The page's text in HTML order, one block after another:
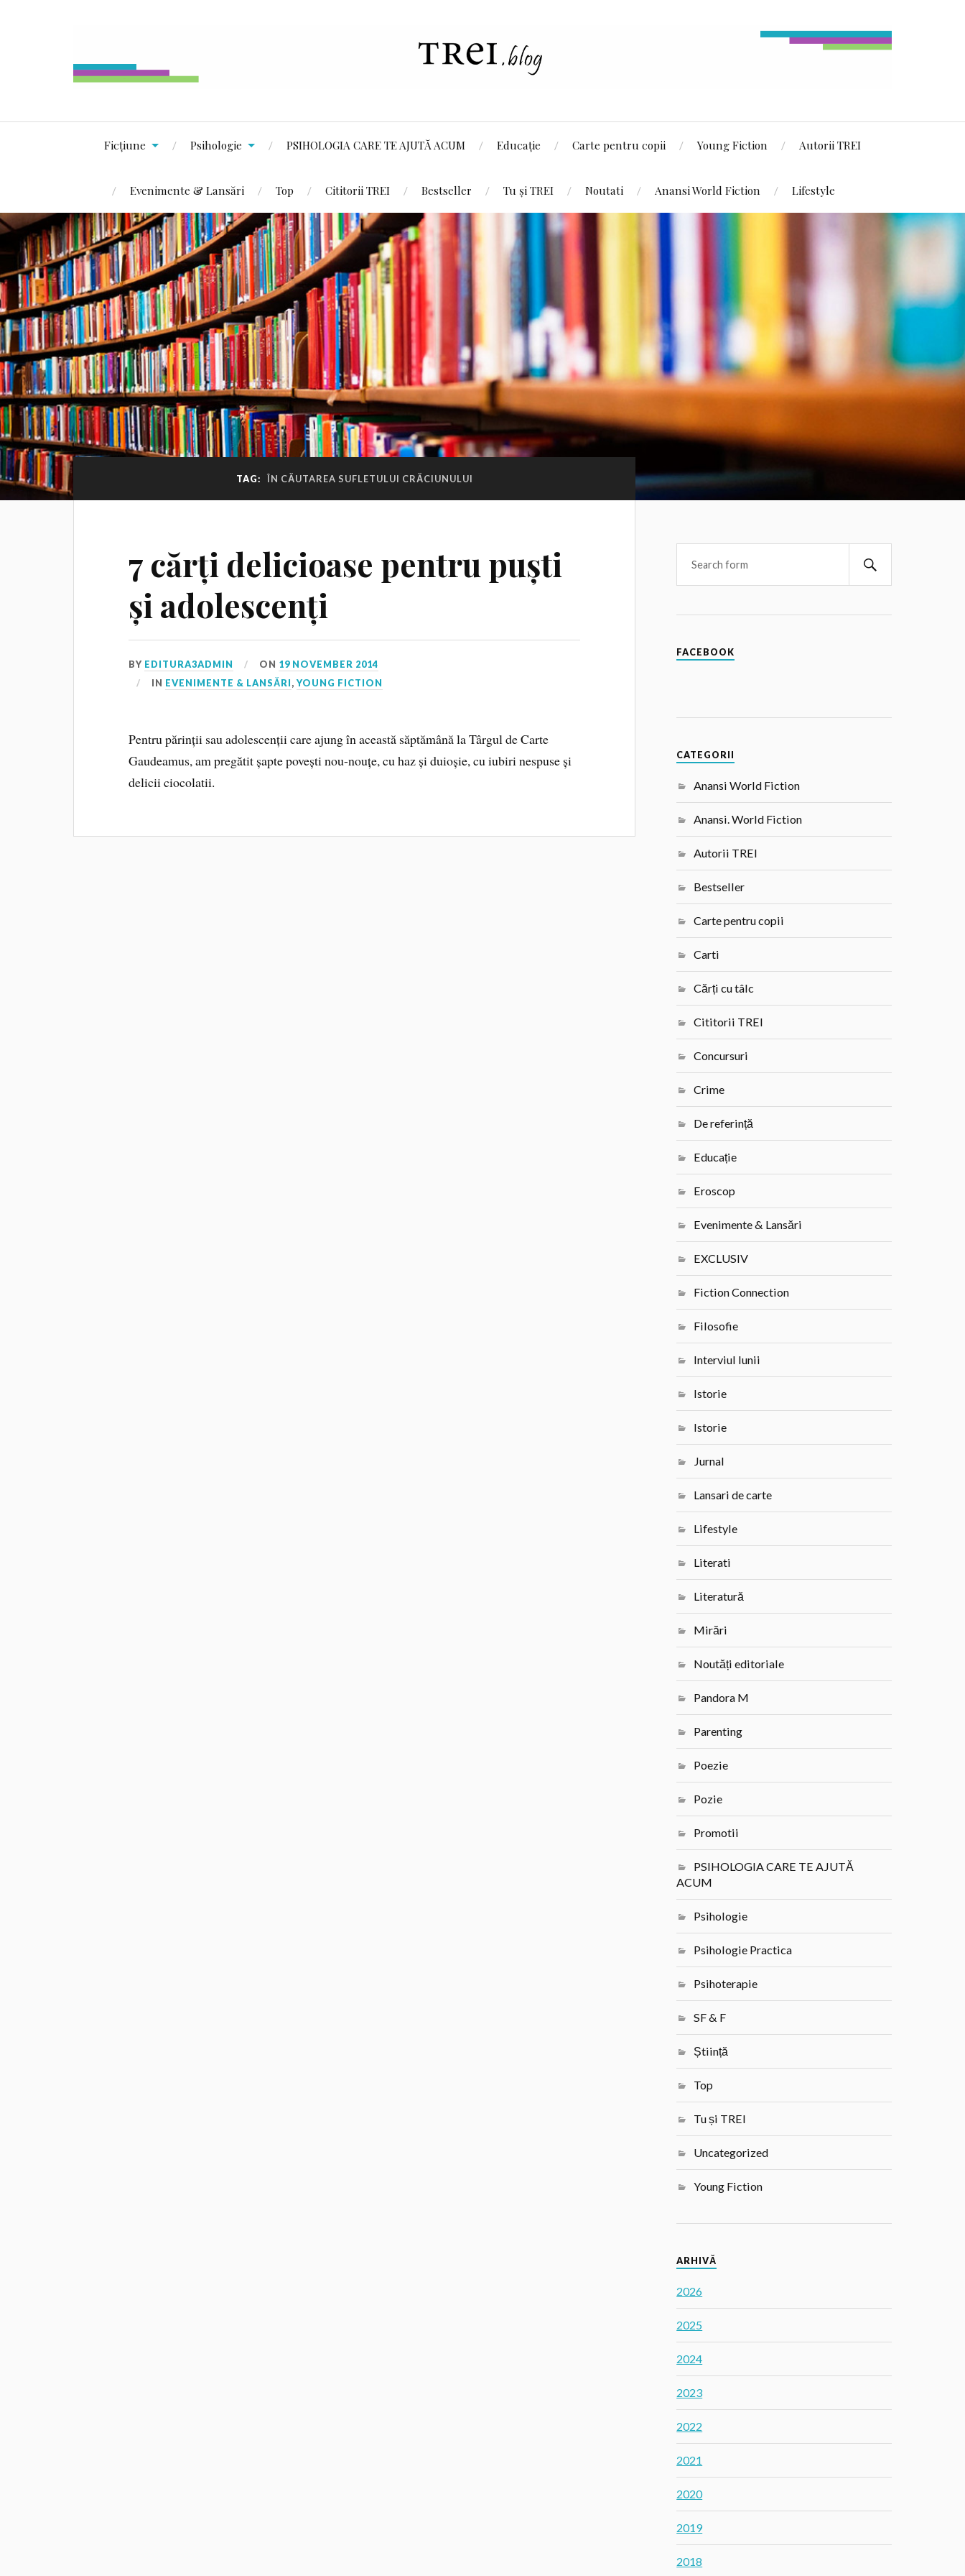
Ficțiune Psihologie PSIHOLOGIA CARE TE AJUTĂ ACUM Educație Carte pentru copii Young Fiction Autorii TREI
Evenimente & Lansări Top Cititorii TREI Bestseller Tu și TREI Noutati Anansi World Fiction Lifestyle
TAG: ÎN CĂUTAREA SUFLETULUI CRĂCIUNULUI
7 cărți delicioase pentru puști
și adolescenți
BY EDITURA3ADMIN ON 19 NOVEMBER 2014
IN EVENIMENTE & LANSĂRI,YOUNG FICTION
Pentru părinții sau adolescenții care ajung în această săptămână la Târgul de Carte
Gaudeamus, am pregătit șapte povești nou-nouțe, cu haz și duioșie, cu iubiri nespuse și
delicii ciocolatii.
FACEBOOK
CATEGORII
Anansi World Fiction
Anansi. World Fiction
Autorii TREI
Bestseller
Carte pentru copii
Carti
Cărți cu tâlc
Cititorii TREI
Concursuri
Crime
De referință
Educație
Eroscop
Evenimente & Lansări
EXCLUSIV
Fiction Connection
Filosofie
Interviul lunii
Istorie
Istorie
Jurnal
Lansari de carte
Lifestyle
Literati
Literatură
Mirări
Noutăți editoriale
Pandora M
Parenting
Poezie
Pozie
Promotii
PSIHOLOGIA CARE TE AJUTĂ
ACUM
Psihologie
Psihologie Practica
Psihoterapie
SF & F
Știință
Top
Tu și TREI
Uncategorized
Young Fiction
ARHIVĂ
2026
2025
2024
2023
2022
2021
2020
2019
2018